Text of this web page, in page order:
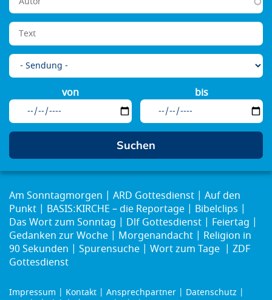
von bis
Am Sonntagmorgen ARD Gottesdienst
Auf den
Punkt
BASIS:KIRCHE – die Reportage
Bibelclips
Das Wort zum Sonntag
Dlf Gottesdienst
Feiertag
Gedanken zur Woche
Morgenandacht
Religion in
90 Sekunden
Spurensuche Wort zum Tage
ZDF
Gottesdienst
Impressum Kontakt Ansprechpartner
Datenschutz